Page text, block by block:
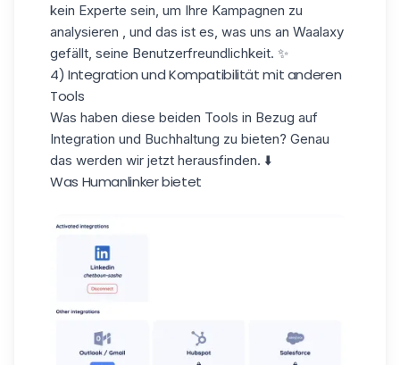
kein Experte sein, um Ihre Kampagnen zu
analysieren
, und das ist es, was uns an Waalaxy
gefällt, seine Benutzerfreundlichkeit. ✨
4) Integration und Kompatibilität mit anderen
Tools
Was haben diese beiden Tools in Bezug auf
Integration und Buchhaltung zu bieten? Genau
das werden wir jetzt herausfinden. ⬇️
Was Humanlinker bietet